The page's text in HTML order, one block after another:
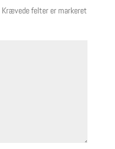
Krævede felter er markeret